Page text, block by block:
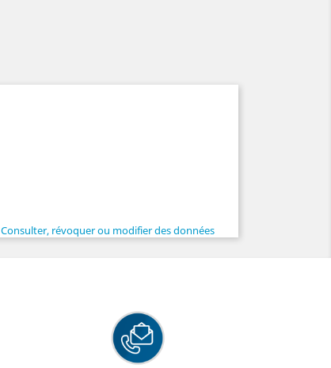
Consulter, révoquer ou modifier des données